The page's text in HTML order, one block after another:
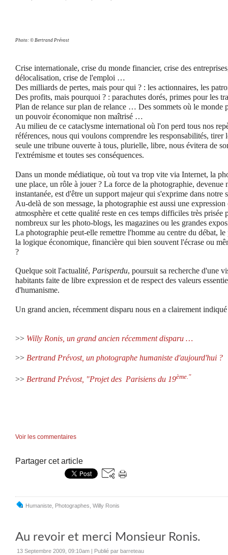
Photo: © Bertrand Prévost
Crise internationale, crise du monde financier, crise des
délocalisation, crise de l'emploi …
Des milliards de pertes, mais pour qui ? : les actionnaires, les
Des profits, mais pourquoi ? : parachutes dorés, primes pour les
Plan de relance sur plan de relance … Des sommets où le monde
un pouvoir économique non maîtrisé …
Au milieu de ce cataclysme international où l'on perd tous nos
références, nous qui voulons comprendre les responsabilités, tirer
seule une tribune ouverte à tous, plurielle, libre, nous évitera de
l'extrémisme et toutes ses conséquences.
Dans un monde médiatique, où tout va trop vite via Internet, la
une place, un rôle à jouer ? La force de la photographie, devenue
instantanée, est d'être un support majeur qui s'exprime dans notre
Au-delà de son message, la photographie est aussi une
atmosphère et cette qualité reste en ces temps difficiles très
nombreux sur les photo-blogs, les magazines ou les grandes
La photographie peut-elle remettre l'homme au centre du débat, le
la logique économique, financière qui bien souvent l'écrase ou
?
Quelque soit l'actualité, Parisperdu, poursuit sa recherche d'une
habitants faite de libre expression et de respect des valeurs
d'humanisme.
Un grand ancien, récemment disparu nous en a clairement
>> Willy Ronis, un grand ancien récemment disparu …
>> Bertrand Prévost, un photographe humaniste d'aujourd'hui ?
>> Bertrand Prévost, "Projet des Parisiens du 19ème."
Voir les commentaires
Partager cet article
Humaniste Photographes Willy Ronis
Au revoir et merci Monsieur Ronis.
13 Septembre 2009, 09:10am Publié par barreteau